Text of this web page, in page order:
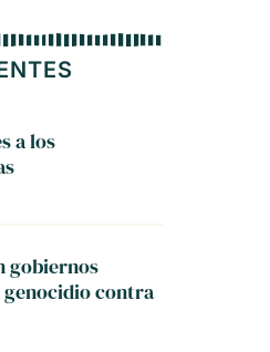
a los
gobiernos
genocidio contra